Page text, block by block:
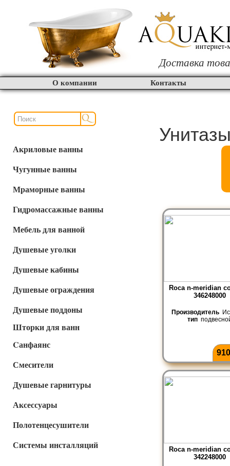
Доставка
О компании Контакты
Акриловые ванны
Чугунные ванны
Мраморные ванны
Гидромассажные ванны
Мебель для ванной
Душевые уголки
Душевые кабины
Душевые ограждения
Душевые поддоны
Шторки для ванн
Cанфаянс
Смесители
Душевые гарнитуры
Аксессуары
Полотенцесушители
Системы инсталляций
Roca n-meridian
346248000
Производитель
тип
Roca n-meridian
342248000